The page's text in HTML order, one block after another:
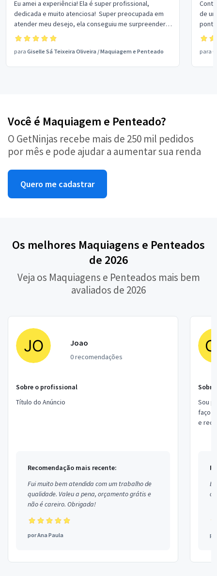
Eu amei a experiência! Ela é super profissional,
dedicada e muito atenciosa! Super preocupada em
atender meu desejo, ela conseguiu me surpreender...
fez o que eu realmente queria e ainda mais! Obrigada
pelo cuidado comigo, minhas madrinhas e mãe, todas
amaram! SUPER RECOMENDO!
para Giselle Sá Teixeira Oliveira /Maquiagem e Penteado
de
para
Você é Maquiagem e Penteado?
O GetNinjas recebe mais de 250 mil pedidos
por mês e pode ajudar a aumentar sua renda
Quero me cadastrar
Os melhores Maquiagens e Penteados
de 2026
Veja os Maquiagens e Penteados mais bem
avaliados de 2026
Joao
0 recomendações
Sobre o profissional
Título do Anúncio
Recomendação mais recente:
Fui muito bem atendida com um trabalho de
qualidade. Valeu a pena, orçamento grátis e
não é careiro. Obrigada!
porAna Paula
Sou
faço
e